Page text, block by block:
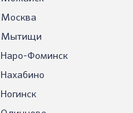
Москва
Мытищи
Наро-Фоминск
Нахабино
Ногинск